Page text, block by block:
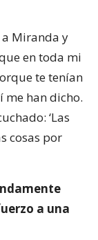
Miranda y
en toda mi
te tenían
me han dicho.
‘Las
cosas por
a una